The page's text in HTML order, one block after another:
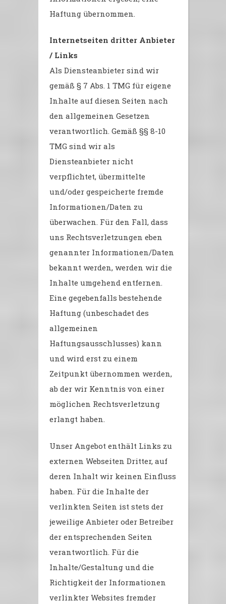
Haftung übernommen.
Internetseiten dritter Anbieter
/ Links
Als Diensteanbieter sind wir
gemäß § 7 Abs. 1 TMG für eigene
Inhalte auf diesen Seiten nach
den allgemeinen Gesetzen
verantwortlich. Gemäß §§ 8-10
TMG sind wir als
Diensteanbieter nicht
verpflichtet, übermittelte
und/oder gespeicherte fremde
Informationen/Daten zu
überwachen. Für den Fall, dass
uns Rechtsverletzungen eben
genannter Informationen/Daten
bekannt werden, werden wir die
Inhalte umgehend entfernen.
Eine gegebenfalls bestehende
Haftung (unbeschadet des
allgemeinen
Haftungsausschlusses) kann
und wird erst zu einem
Zeitpunkt übernommen werden,
ab der wir Kenntnis von einer
möglichen Rechtsverletzung
erlangt haben.
Unser Angebot enthält Links zu
externen Webseiten Dritter, auf
deren Inhalt wir keinen Einfluss
haben. Für die Inhalte der
verlinkten Seiten ist stets der
jeweilige Anbieter oder Betreiber
der entsprechenden Seiten
verantwortlich. Für die
Inhalte/Gestaltung und die
Richtigkeit der Informationen
verlinkter Websites fremder